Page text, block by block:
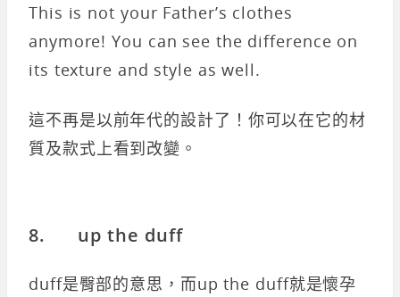
This is not your Father’s clothes
anymore! You can see the difference on
its texture and style as well.
這不再是以前年代的設計了！你可以在它的材
質及款式上看到改變。
8. up the duff
duff是臀部的意思，而up the duff就是懷孕